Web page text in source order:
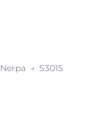
Nerpa S3015